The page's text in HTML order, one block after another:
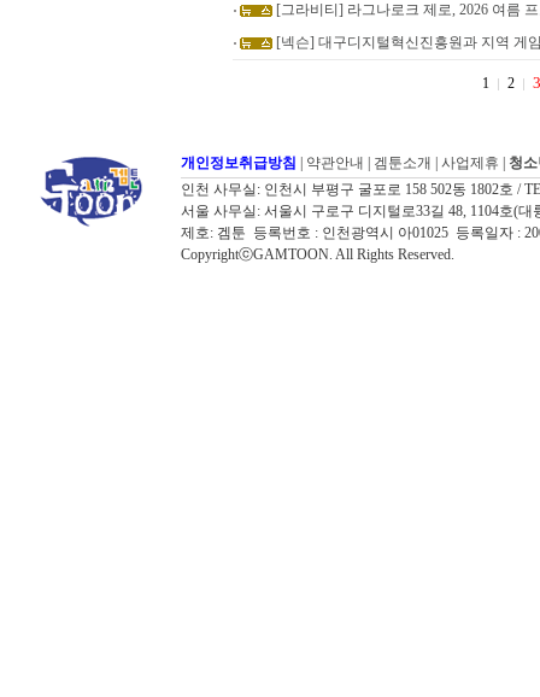
[그라비티] 라그나로크 제로, 2026 여름
[넥슨] 대구디지털혁신진흥원과 지역 게
1 2 3
개인정보취급방침 약관안내 겜툰소개 사업제휴
청
인천 사무실: 인천시 부평구 굴포로 158 502동 1802호 /
서울 사무실: 서울시 구로구 디지털로33길 48, 1104호(대
제호: 겜툰 등록번호 : 인천광역시 아01025 등록일자 :
CopyrightⓒGAMTOON. All Rights Reserved.